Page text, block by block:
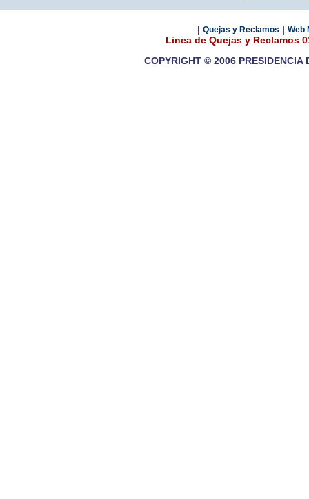
| Quejas y Reclamos | Web
Linea de Quejas y Reclamos
COPYRIGHT © 2006 PRESIDENCIA